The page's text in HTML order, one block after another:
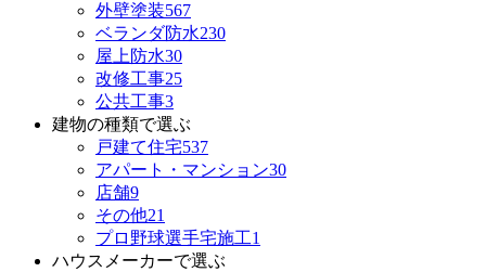
外壁塗装567
ベランダ防水230
屋上防水30
改修工事25
公共工事3
建物の種類で選ぶ
戸建て住宅537
アパート・マンション30
店舗9
その他21
プロ野球選手宅施工1
ハウスメーカーで選ぶ